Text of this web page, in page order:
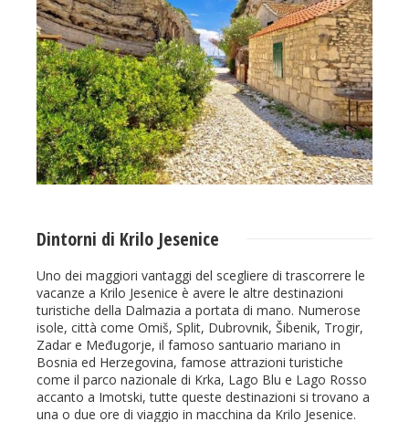
Dintorni di Krilo Jesenice
Uno dei maggiori vantaggi del scegliere di trascorrere le
vacanze a Krilo Jesenice è avere le altre destinazioni
turistiche della Dalmazia a portata di mano. Numerose
isole, città come Omiš, Split, Dubrovnik, Šibenik, Trogir,
Zadar e Međugorje, il famoso santuario mariano in
Bosnia ed Herzegovina, famose attrazioni turistiche
come il parco nazionale di Krka, Lago Blu e Lago Rosso
accanto a Imotski, tutte queste destinazioni si trovano a
una o due ore di viaggio in macchina da Krilo Jesenice.